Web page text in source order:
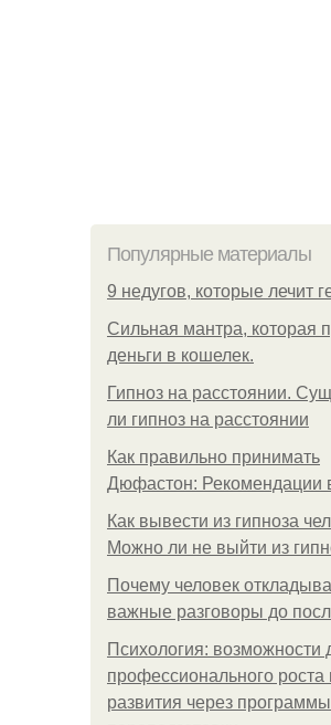
Популярные материалы
9 недугов, которые лечит
Сильная мантра, которая
деньги в кошелек.
Гипноз на расстоянии.
ли гипноз на расстоянии
Как правильно принимать
Дюфастон: Рекомендации
Как вывести из гипноза
Можно ли не выйти из
Почему человек
важные разговоры до
Психология: возможности
профессионального роста
развития через программы